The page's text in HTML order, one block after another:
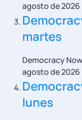
agosto de 2026
martes
Democracy
agosto de 2026
lunes